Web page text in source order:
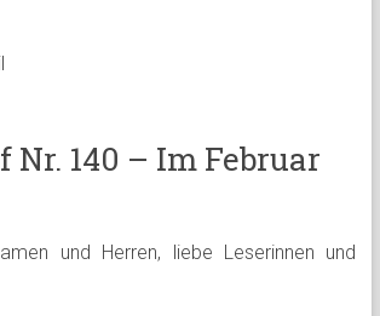
Nr. 140 – Im Februar
und Herren, liebe Leserinnen und